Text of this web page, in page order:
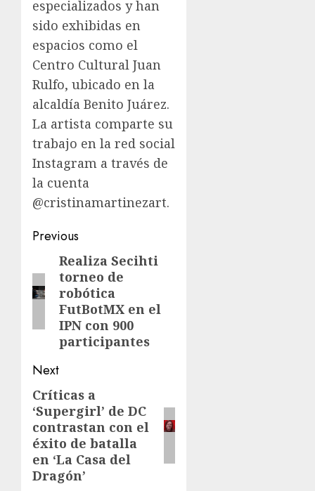
especializados y han
sido exhibidas en
espacios como el
Centro Cultural Juan
Rulfo, ubicado en la
alcaldía Benito Juárez.
La artista comparte su
trabajo en la red social
Instagram a través de
la cuenta
@cristinamartinezart.
Previous
Realiza Secihti
torneo de
robótica
FutBotMX en el
IPN con 900
participantes
Next
Críticas a
‘Supergirl’ de DC
contrastan con el
éxito de batalla
en ‘La Casa del
Dragón’